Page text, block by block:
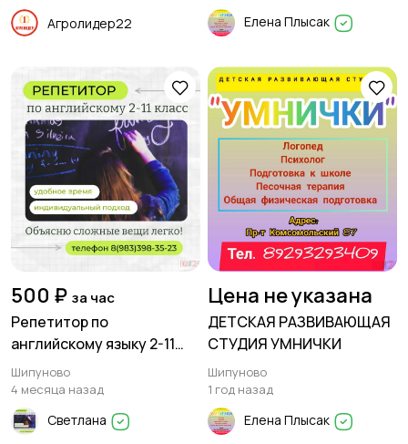
Агролидер22 Елена Плысак
500 ₽ за час
Репетитор по
английскому языку 2-11
класс, в Шипуново
Шипуново
4 месяца назад
Светлана
Цена не указана
ДЕТСКАЯ РАЗВИВАЮЩАЯ
СТУДИЯ УМНИЧКИ
Шипуново
1 год назад
Елена Плысак